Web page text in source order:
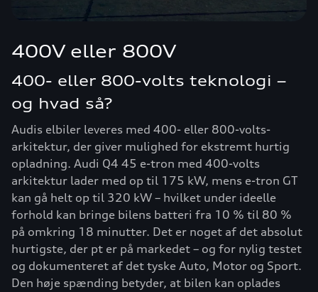
400V eller 800V
400- eller 800-volts teknologi –
og hvad så?
Audis elbiler leveres med 400- eller 800-volts-
arkitektur, der giver mulighed for ekstremt hurtig
opladning. Audi Q4 45 e-tron med 400-volts
arkitektur lader med op til 175 kW, mens e-tron GT
kan gå helt op til 320 kW – hvilket under ideelle
forhold kan bringe bilens batteri fra 10 % til 80 %
på omkring 18 minutter. Det er noget af det absolut
hurtigste, der pt er på markedet – og for nylig testet
og dokumenteret af det tyske Auto, Motor og Sport.
Den høje spænding betyder, at bilen kan oplades